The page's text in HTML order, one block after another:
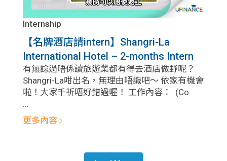
Internship
【名牌酒店請intern】Shangri-La
International Hotel – 2-months Intern
有無諗過唔係讀旅遊業都有得去酒店做野呢？
Shangri-La咁出名，無理由唔識吧～ 依家有機會
啦！大家千祈唔好錯過喔！ 工作內容： (Co
...
更多內容